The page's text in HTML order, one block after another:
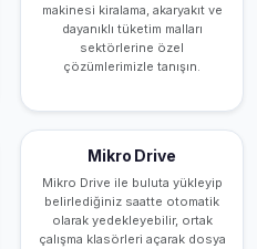
makinesi kiralama, akaryakıt ve
dayanıklı tüketim malları
sektörlerine özel
çözümlerimizle tanışın.
Mikro Drive
Mikro Drive ile buluta yükleyip
belirlediğiniz saatte otomatik
olarak yedekleyebilir, ortak
çalışma klasörleri açarak dosya